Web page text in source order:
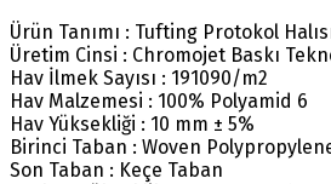
Ürün Tanımı : Tufting Protokol
Üretim Cinsi : Chromojet Baskı
Hav İlmek Sayısı : 191090/m2
Hav Malzemesi : 100% Polyamid 6
Hav Yüksekliği : 10 mm ± 5%
Birinci Taban : Woven
Son Taban : Keçe Taban